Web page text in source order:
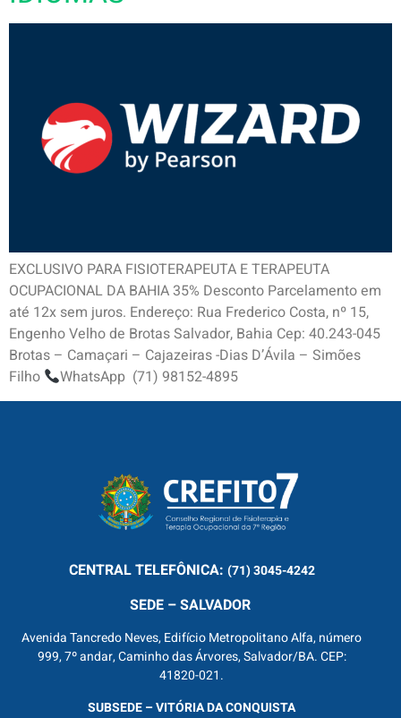
EXCLUSIVO PARA FISIOTERAPEUTA E TERAPEUTA
OCUPACIONAL DA BAHIA 35% Desconto Parcelamento em
até 12x sem juros. Endereço: Rua Frederico Costa, nº 15,
Engenho Velho de Brotas Salvador, Bahia Cep: 40.243-045
Brotas – Camaçari – Cajazeiras -Dias D’Ávila – Simões
Filho
WhatsApp (71) 98152-4895
CENTRALTELEFÔNICA: (71) 3045-4242
SEDE – SALVADOR
Avenida Tancredo Neves, Edifício Metropolitano Alfa, número
999, 7º andar, Caminho das Árvores, Salvador/BA. CEP:
41820-021.
SUBSEDE – VITÓRIA DA CONQUISTA